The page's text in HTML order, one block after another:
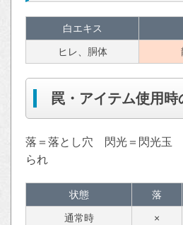
白エキス
ヒレ、胴体
罠・アイテム使用時
落＝落とし穴 閃光＝閃光
られ
状態 落
通常時 ×